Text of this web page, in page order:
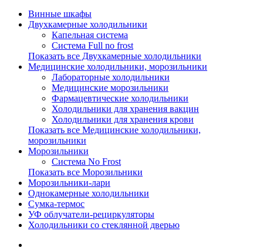
Винные шкафы
Двухкамерные холодильники
Капельная система
Система Full no frost
Показать все Двухкамерные холодильники
Медицинские холодильники, морозильники
Лабораторные холодильники
Медицинские морозильники
Фармацевтические холодильники
Холодильники для хранения вакцин
Холодильники для хранения крови
Показать все Медицинские холодильники,
морозильники
Морозильники
Система No Frost
Показать все Морозильники
Морозильники-лари
Однокамерные холодильники
Сумка-термос
УФ облучатели-рециркуляторы
Холодильники со стеклянной дверью